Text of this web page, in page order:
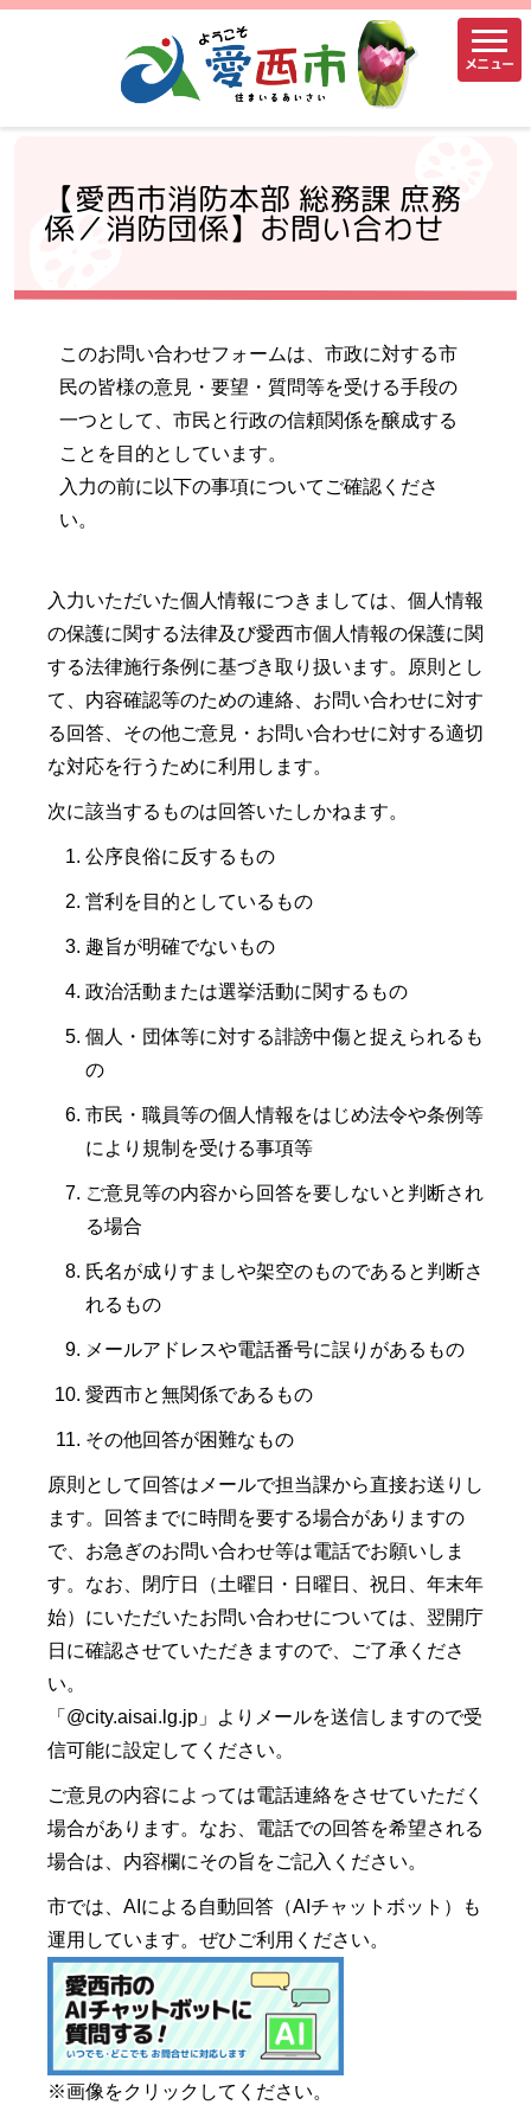
メニュー
【愛西市消防本部 総務課 庶務
係／消防団係】お問い合わせ
このお問い合わせフォームは、市政に対する市
民の皆様の意見・要望・質問等を受ける手段の
一つとして、市民と行政の信頼関係を醸成する
ことを目的としています。
入力の前に以下の事項についてご確認くださ
い。
入力いただいた個人情報につきましては、個人情報
の保護に関する法律及び愛西市個人情報の保護に関
する法律施行条例に基づき取り扱います。原則とし
て、内容確認等のための連絡、お問い合わせに対す
る回答、その他ご意見・お問い合わせに対する適切
な対応を行うために利用します。
次に該当するものは回答いたしかねます。
公序良俗に反するもの
営利を目的としているもの
趣旨が明確でないもの
政治活動または選挙活動に関するもの
個人・団体等に対する誹謗中傷と捉えられるも
の
市民・職員等の個人情報をはじめ法令や条例等
により規制を受ける事項等
ご意見等の内容から回答を要しないと判断され
る場合
氏名が成りすましや架空のものであると判断さ
れるもの
メールアドレスや電話番号に誤りがあるもの
愛西市と無関係であるもの
その他回答が困難なもの
原則として回答はメールで担当課から直接お送りし
ます。回答までに時間を要する場合がありますの
で、お急ぎのお問い合わせ等は電話でお願いしま
す。なお、閉庁日（土曜日・日曜日、祝日、年末年
始）にいただいたお問い合わせについては、翌開庁
日に確認させていただきますので、ご了承くださ
い。
「@city.aisai.lg.jp」よりメールを送信しますので受
信可能に設定してください。
ご意見の内容によっては電話連絡をさせていただく
場合があります。なお、電話での回答を希望される
場合は、内容欄にその旨をご記入ください。
市では、AIによる自動回答（AIチャットボット）も
運用しています。ぜひご利用ください。
※画像をクリックしてください。